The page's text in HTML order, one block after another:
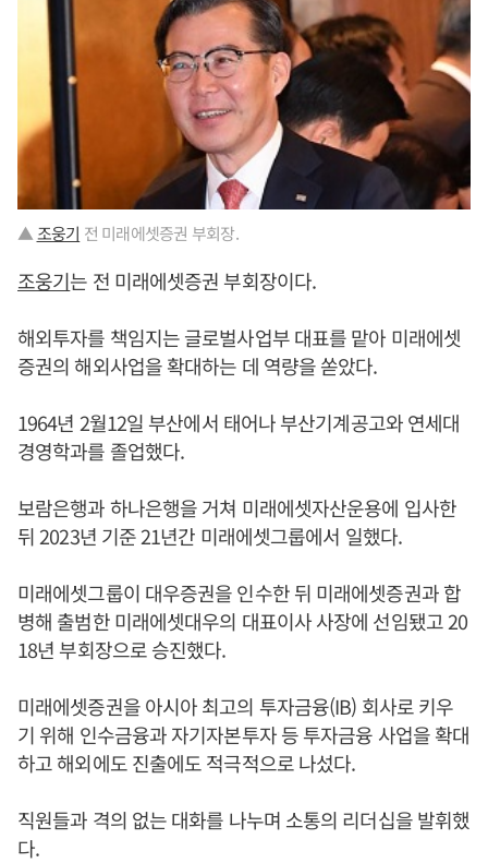
▲조웅기 전 미래에셋증권 부회장.
조웅기는 전 미래에셋증권 부회장이다.
해외투자를 책임지는 글로벌사업부 대표를 맡아 미래에셋
증권의 해외사업을 확대하는 데 역량을 쏟았다.
1964년 2월12일 부산에서 태어나 부산기계공고와 연세대
경영학과를 졸업했다.
보람은행과 하나은행을 거쳐 미래에셋자산운용에 입사한
뒤 2023년 기준 21년간 미래에셋그룹에서 일했다.
미래에셋그룹이 대우증권을 인수한 뒤 미래에셋증권과 합
병해 출범한 미래에셋대우의 대표이사 사장에 선임됐고 20
18년 부회장으로 승진했다.
미래에셋증권을 아시아 최고의 투자금융(IB) 회사로 키우
기 위해 인수금융과 자기자본투자 등 투자금융 사업을 확대
하고 해외에도 진출에도 적극적으로 나섰다.
직원들과 격의 없는 대화를 나누며 소통의 리더십을 발휘했
다.